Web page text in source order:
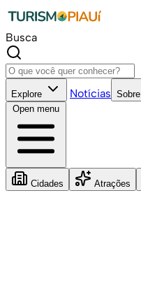
Busca
Explore Notícias Sobre
Open menu
Cidades Atrações